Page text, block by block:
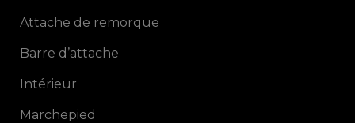
Attache de remorque
Barre d’attache
Intérieur
Marchepied